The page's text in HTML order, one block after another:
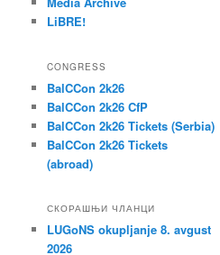
LiBRE!
CONGRESS
BalCCon 2k26
BalCCon 2k26 CfP
BalCCon 2k26 Tickets (Serbia)
BalCCon 2k26 Tickets
(abroad)
СКОРАШЊИ ЧЛАНЦИ
LUGoNS okupljanje 8. avgust
2026